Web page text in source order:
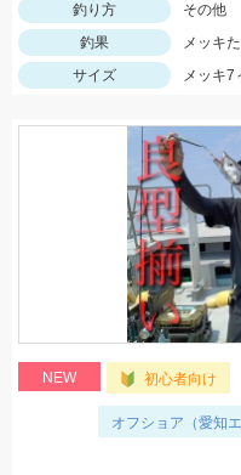
釣り方
その他
釣果
メッキ
サイズ
メッキ7
NEW 初心者向け
オフショア（愛知